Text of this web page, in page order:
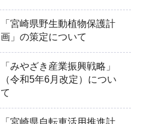
「宮崎県野生動植物保護計
画」の策定について
「みやざき産業振興戦略」
（令和5年6月改定）につい
て
「宮崎県自転車活用推進計